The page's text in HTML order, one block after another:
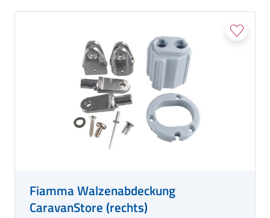
Fiamma Walzenabdeckung
CaravanStore (rechts)